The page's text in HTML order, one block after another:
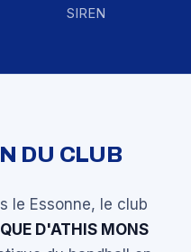
SIREN
DU CLUB
le Essonne, le club
D'ATHIS MONS